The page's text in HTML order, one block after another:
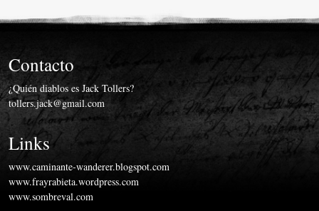
Contacto
¿Quién diablos es Jack Tollers?
tollers.jack@gmail.com
Links
www.caminante-wanderer.blogspot.com
www.frayrabieta.wordpress.com
www.sombreval.com